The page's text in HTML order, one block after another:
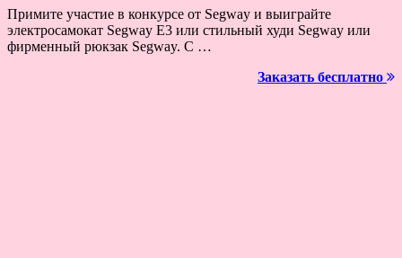
Примите участие в конкурсе от Segway и выиграйте
электросамокат Segway E3 или стильный худи Segway или
фирменный рюкзак Segway. С …
Заказать бесплатно